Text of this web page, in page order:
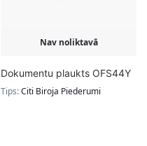
Nav noliktavā
Dokumentu plaukts OFS44Y
Tips:Citi Biroja Piederumi